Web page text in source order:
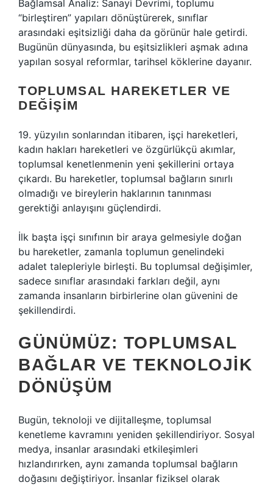
Bağlamsal Analiz: Sanayi Devrimi, toplumu
“birleştiren” yapıları dönüştürerek, sınıflar
arasındaki eşitsizliği daha da görünür hale getirdi.
Bugünün dünyasında, bu eşitsizlikleri aşmak adına
yapılan sosyal reformlar, tarihsel köklerine dayanır.
TOPLUMSAL HAREKETLER VE
DEĞIŞIM
19. yüzyılın sonlarından itibaren, işçi hareketleri,
kadın hakları hareketleri ve özgürlükçü akımlar,
toplumsal kenetlenmenin yeni şekillerini ortaya
çıkardı. Bu hareketler, toplumsal bağların sınırlı
olmadığı ve bireylerin haklarının tanınması
gerektiği anlayışını güçlendirdi.
İlk başta işçi sınıfının bir araya gelmesiyle doğan
bu hareketler, zamanla toplumun genelindeki
adalet talepleriyle birleşti. Bu toplumsal değişimler,
sadece sınıflar arasındaki farkları değil, aynı
zamanda insanların birbirlerine olan güvenini de
şekillendirdi.
GÜNÜMÜZ: TOPLUMSAL
BAĞLAR VE TEKNOLOJIK
DÖNÜŞÜM
Bugün, teknoloji ve dijitalleşme, toplumsal
kenetleme kavramını yeniden şekillendiriyor. Sosyal
medya, insanlar arasındaki etkileşimleri
hızlandırırken, aynı zamanda toplumsal bağların
doğasını değiştiriyor. İnsanlar fiziksel olarak